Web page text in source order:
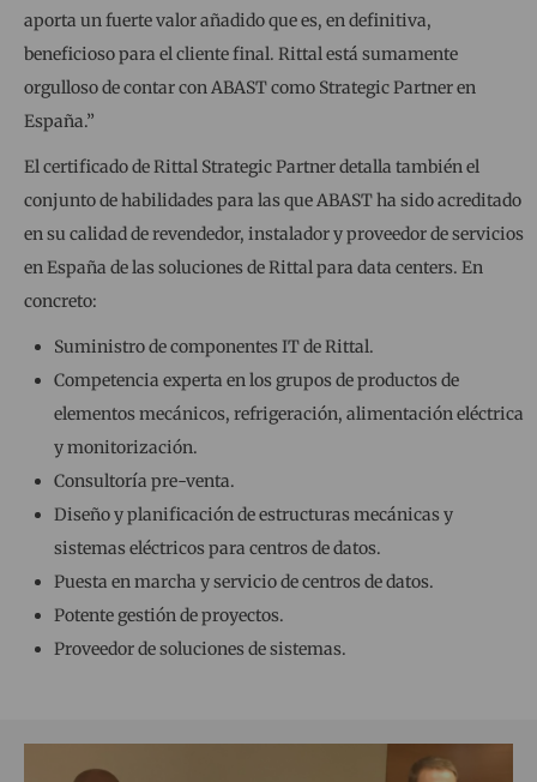
aporta un fuerte valor añadido que es, en definitiva,
beneficioso para el cliente final. Rittal está sumamente
orgulloso de contar con ABAST como Strategic Partner en
España.”
El certificado de Rittal Strategic Partner detalla también el
conjunto de habilidades para las que ABAST ha sido acreditado
en su calidad de revendedor, instalador y proveedor de servicios
en España de las soluciones de Rittal para data centers. En
concreto:
Suministro de componentes IT de Rittal.
Competencia experta en los grupos de productos de
elementos mecánicos, refrigeración, alimentación eléctrica
y monitorización.
Consultoría pre-venta.
Diseño y planificación de estructuras mecánicas y
sistemas eléctricos para centros de datos.
Puesta en marcha y servicio de centros de datos.
Potente gestión de proyectos.
Proveedor de soluciones de sistemas.